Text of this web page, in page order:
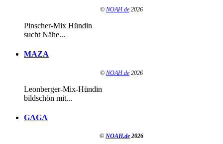
© NOAH.de 2026
Pinscher-Mix Hündin
sucht Nähe...
MAZA
© NOAH.de 2026
Leonberger-Mix-Hündin
bildschön mit...
GAGA
© NOAH.de 2026